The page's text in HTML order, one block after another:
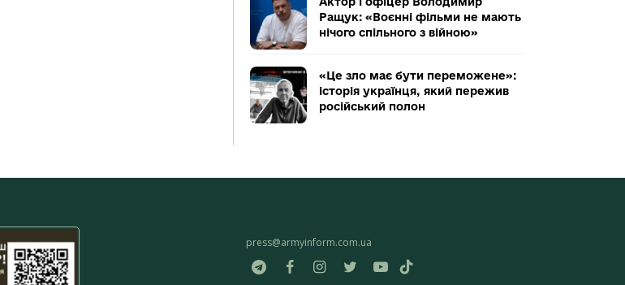
Ращук: «Воєнні фільми не мають
нічого спільного з війною»
«Це зло має бути переможене»:
історія українця, який пережив
російський полон
press@armyinform.com.ua